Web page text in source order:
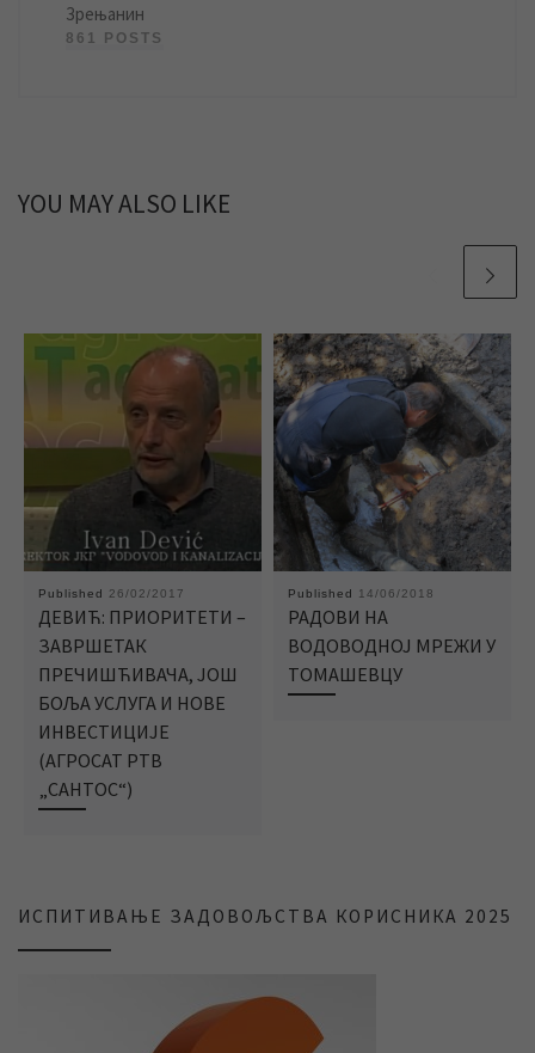
Зрењанин
861 POSTS
YOU MAY ALSO LIKE
Published 26/02/2017
ДЕВИЋ: ПРИОРИТЕТИ –
ЗАВРШЕТАК
ПРЕЧИШЋИВАЧА, ЈОШ
БОЉА УСЛУГА И НОВЕ
ИНВЕСТИЦИЈЕ
(АГРОСАТ РТВ
„САНТОС“)
Published 14/06/2018
РАДОВИ НА
ВОДОВОДНОЈ МРЕЖИ У
ТОМАШЕВЦУ
ИСПИТИВАЊЕ ЗАДОВОЉСТВА КОРИСНИКА 2025